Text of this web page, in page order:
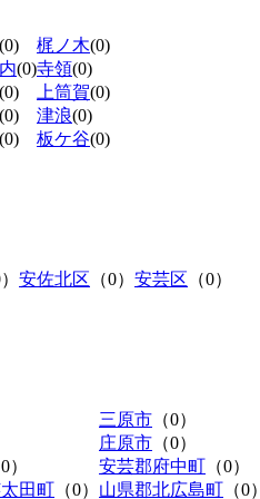
(0) 梶ノ木(0)
(0)寺領(0)
(0) 上筒賀(0)
(0) 津浪(0)
(0) 板ケ谷(0)
安佐北区 （0） 安芸区 （0）
三原市 （0）
庄原市 （0）
） 安芸郡府中町 （0）
田町 （0） 山県郡北広島町 （0）